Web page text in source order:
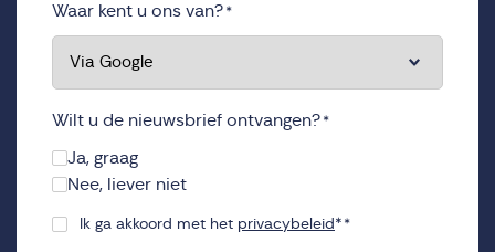
Waar kent u ons van? *
Wilt u de nieuwsbrief ontvangen? *
Ja, graag
Nee, liever niet
Consent*
Ik ga akkoord met het privacybeleid * *